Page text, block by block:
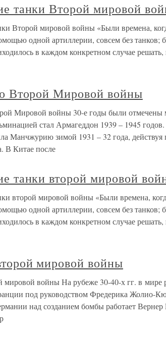
танки Второй мировой
Второй мировой войны «Были времена,
одной артиллерии, совсем без танков;
в каждом конкретном случае
Второй Мировой войны
Мировой войны 30-е годы были
стал Армагеддон 1939 – 1945
Манчжурию зимой 1931 – 32 года, действуя
В Китае после
танки второй мировой
второй мировой войны «Были времена,
одной артиллерии, совсем без танков;
в каждом конкретном случае
мировой войны
мировой войны На рубеже 30-40-х гг. в мире
под руководством Фредерика Жолио-
над созданием бомбы работает Вернер